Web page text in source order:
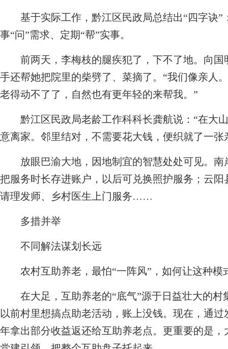
基于实际工作，黔江区民政局总结出“四字诀”
事“问”需求、定期“帮”实事。
前两天，李梅枝的腿疾犯了，下不了地。向国
手还帮她把院里的柴劈了、菜摘了。“我们像亲人
老得动不了了，自然也有更年轻的来帮我。”
黔江区民政局老龄工作科科长龚航说：“在大
意离家。邻里结对，不需要花大钱，便织就了一张
放眼巴渝大地，因地制宜的智慧处处可见。南
把服务时长存进账户，以后可兑换照护服务；云
请理发师、乡村医生上门服务……
多措并举
不同解法谋划长远
农村互助养老，最怕“一阵风”，如何让这种模
在大足，互助养老的“底气”源于日益壮大的村
以前村里想搞点助老活动，账上没钱。现在，通
年拿出部分收益返还给互助养老点。更重要的是